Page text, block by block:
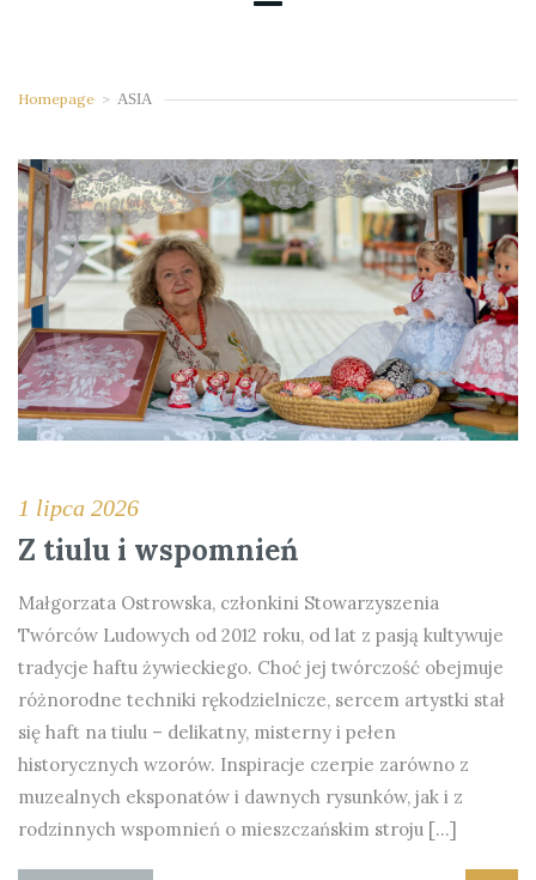
Homepage > ASIA
1 lipca 2026
Z tiulu i wspomnień
Małgorzata Ostrowska, członkini Stowarzyszenia
Twórców Ludowych od 2012 roku, od lat z pasją kultywuje
tradycje haftu żywieckiego. Choć jej twórczość obejmuje
różnorodne techniki rękodzielnicze, sercem artystki stał
się haft na tiulu – delikatny, misterny i pełen
historycznych wzorów. Inspiracje czerpie zarówno z
muzealnych eksponatów i dawnych rysunków, jak i z
rodzinnych wspomnień o mieszczańskim stroju […]